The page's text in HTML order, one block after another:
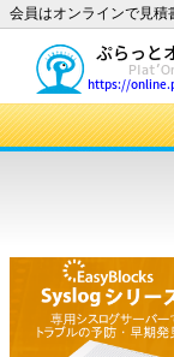
会員はオンラインで見積